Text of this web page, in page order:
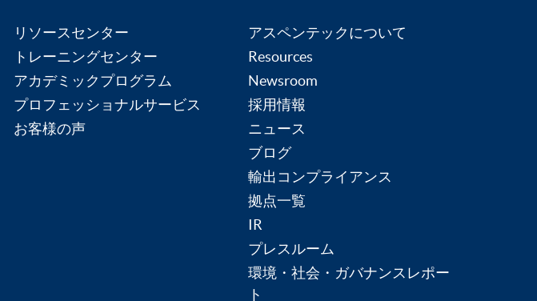
リソースセンター
トレーニングセンター
アカデミックプログラム
プロフェッショナルサービス
お客様の声
アスペンテックについて
Resources
Newsroom
採用情報
ニュース
ブログ
輸出コンプライアンス
拠点一覧
IR
プレスルーム
環境・社会・ガバナンスレポー
ト